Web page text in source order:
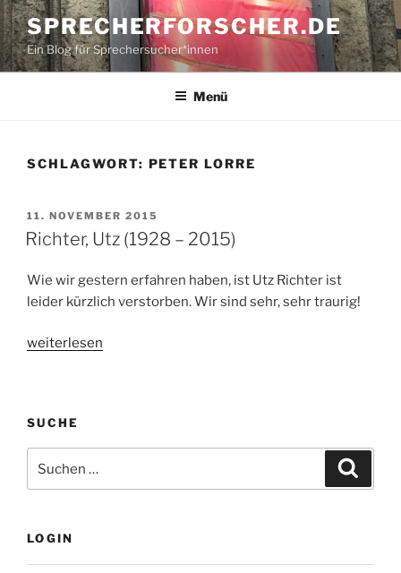
Zum
Inhalt
springen
SPRECHERFORSCHER.DE
Ein Blog für Sprechersucher*innen
Menü
SCHLAGWORT: PETER LORRE
VERÖFFENTLICHT
AM
11. NOVEMBER 2015
Richter, Utz (1928 – 2015)
Wie wir gestern erfahren haben, ist Utz Richter ist
leider kürzlich verstorben. Wir sind sehr, sehr traurig!
„Richter,
2015)“
weiterlesen
SUCHE
nach:
LOGIN